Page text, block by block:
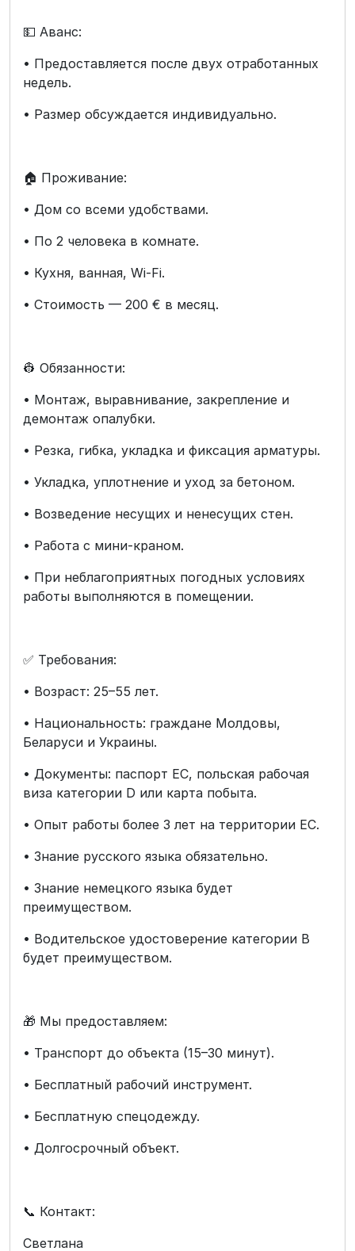
💵 Аванс:
• Предоставляется после двух отработанных
недель.
• Размер обсуждается индивидуально.
🏠 Проживание:
• Дом со всеми удобствами.
• По 2 человека в комнате.
• Кухня, ванная, Wi-Fi.
• Стоимость — 200 € в месяц.
👷 Обязанности:
• Монтаж, выравнивание, закрепление и
демонтаж опалубки.
• Резка, гибка, укладка и фиксация арматуры.
• Укладка, уплотнение и уход за бетоном.
• Возведение несущих и ненесущих стен.
• Работа с мини-краном.
• При неблагоприятных погодных условиях
работы выполняются в помещении.
✅ Требования:
• Возраст: 25–55 лет.
• Национальность: граждане Молдовы,
Беларуси и Украины.
• Документы: паспорт ЕС, польская рабочая
виза категории D или карта побыта.
• Опыт работы более 3 лет на территории ЕС.
• Знание русского языка обязательно.
• Знание немецкого языка будет
преимуществом.
• Водительское удостоверение категории B
будет преимуществом.
🎁 Мы предоставляем:
• Транспорт до объекта (15–30 минут).
• Бесплатный рабочий инструмент.
• Бесплатную спецодежду.
• Долгосрочный объект.
📞 Контакт:
Светлана